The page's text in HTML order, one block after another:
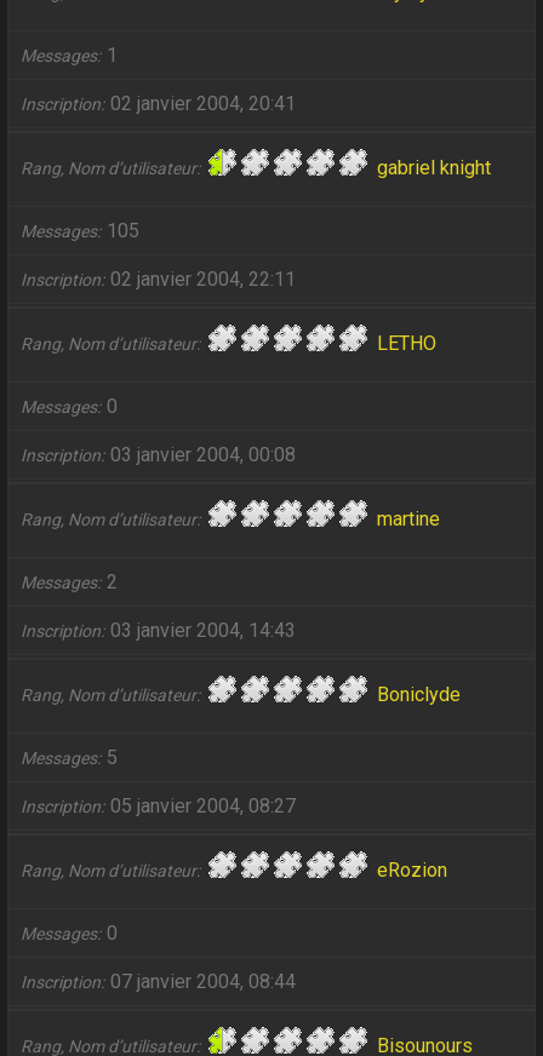
Messages 1
Inscription 02 janvier 2004, 20:41
Rang, Nom d’utilisateur gabriel knight
Messages 105
Inscription 02 janvier 2004, 22:11
Rang, Nom d’utilisateur LETHO
Messages 0
Inscription 03 janvier 2004, 00:08
Rang, Nom d’utilisateur martine
Messages 2
Inscription 03 janvier 2004, 14:43
Rang, Nom d’utilisateur Boniclyde
Messages 5
Inscription 05 janvier 2004, 08:27
Rang, Nom d’utilisateur eRozion
Messages 0
Inscription 07 janvier 2004, 08:44
Rang, Nom d’utilisateur Bisounours